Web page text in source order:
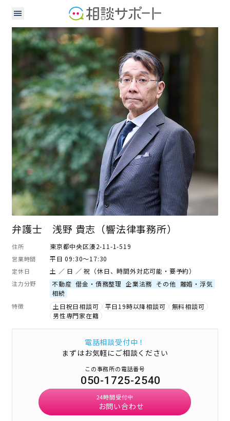
弁護士 浅野 貴志（響法律事務所）
住所 東京都中央区湊2-11-1-519
営業時間 平日 09:30～17:30
定休日 土 ／ 日 ／ 祝（休日、時間外対応可能・要予約）
注力分野 不動産 借金・債務整理 企業法務 その他 離婚・浮気
相続
特徴 土日祝日相談可 平日19時以降相談可
無料相談可
男性専門家在籍
電話相談受付中！
まずはお気軽にご相談ください
この事務所の電話番号
050-1725-2540
24時間受付中
お問い合わせ